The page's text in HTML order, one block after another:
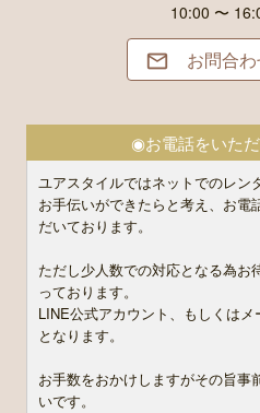
10:00 〜
 お問合
◉お電話をいただ
ユアスタイルではネットでのレン
お手伝いができたらと考え、お電
だいております。
ただし少人数での対応となる為お
っております。
LINE公式アカウント、もしくは
となります。
お手数をおかけしますがその旨事
いです。